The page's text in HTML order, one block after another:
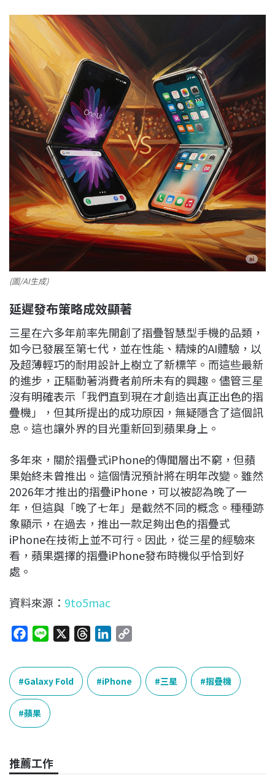
(圖/AI生成)
延遲發布策略成效顯著
三星在六多年前率先開創了摺疊智慧型手機的品類，
如今已發展至第七代，並在性能、精煉的AI體驗，以
及超薄輕巧的耐用設計上樹立了新標竿。而這些最新
的進步，正驅動著消費者前所未有的興趣。儘管三星
沒有明確表示「我們直到現在才創造出真正出色的摺
疊機」，但其所提出的成功原因，無疑隱含了這個訊
息。這也讓外界的目光重新回到蘋果身上。
多年來，關於摺疊式iPhone的傳聞層出不窮，但蘋
果始終未曾推出。這個情況預計將在明年改變。雖然
2026年才推出的摺疊iPhone，可以被認為晚了一
年，但這與「晚了七年」是截然不同的概念。種種跡
象顯示，在過去，推出一款足夠出色的摺疊式
iPhone在技術上並不可行。因此，從三星的經驗來
看，蘋果選擇的摺疊iPhone發布時機似乎恰到好
處。
資料來源： 9to5mac
c
e
b
o
o
n
e
r
a
n
k
e
p
L
Galaxy Fold iPhone 三星 摺疊機
蘋果
推薦工作